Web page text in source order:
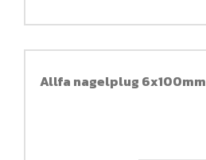
Allfa nagelplug 6x100mm